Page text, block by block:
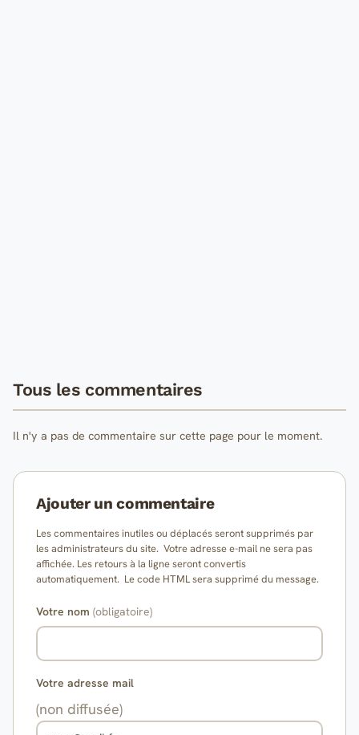
Tous les commentaires
Il n'y a pas de commentaire sur cette page pour le moment.
Ajouter un commentaire
Les commentaires inutiles ou déplacés seront supprimés par
les administrateurs du site. Votre adresse e-mail ne sera pas
affichée. Les retours à la ligne seront convertis
automatiquement. Le code HTML sera supprimé du message.
Votre nom (obligatoire)
Votre adresse mail
(non diffusée)